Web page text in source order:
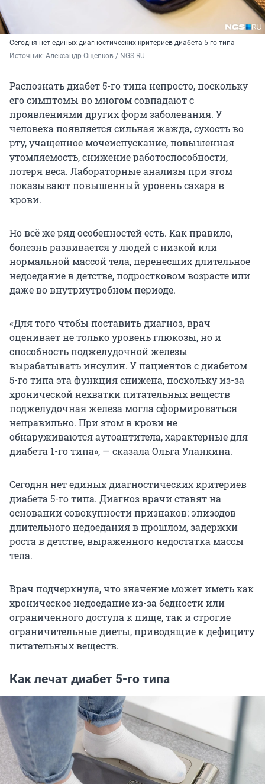
Сегодня нет единых диагностических критериев диабета 5-го типа
Источник: Александр Ощепков / NGS.RU
Распознать диабет 5-го типа непросто, поскольку
его симптомы во многом совпадают с
проявлениями других форм заболевания. У
человека появляется сильная жажда, сухость во
рту, учащенное мочеиспускание, повышенная
утомляемость, снижение работоспособности,
потеря веса. Лабораторные анализы при этом
показывают повышенный уровень сахара в
крови.
Но всё же ряд особенностей есть. Как правило,
болезнь развивается у людей с низкой или
нормальной массой тела, перенесших длительное
недоедание в детстве, подростковом возрасте или
даже во внутриутробном периоде.
«Для того чтобы поставить диагноз, врач
оценивает не только уровень глюкозы, но и
способность поджелудочной железы
вырабатывать инсулин. У пациентов с диабетом
5-го типа эта функция снижена, поскольку из-за
хронической нехватки питательных веществ
поджелудочная железа могла сформироваться
неправильно. При этом в крови не
обнаруживаются аутоантитела, характерные для
диабета 1-го типа», — сказала Ольга Уланкина.
Сегодня нет единых диагностических критериев
диабета 5-го типа. Диагноз врачи ставят на
основании совокупности признаков: эпизодов
длительного недоедания в прошлом, задержки
роста в детстве, выраженного недостатка массы
тела.
Врач подчеркнула, что значение может иметь как
хроническое недоедание из-за бедности или
ограниченного доступа к пище, так и строгие
ограничительные диеты, приводящие к дефициту
питательных веществ.
Как лечат диабет 5-го типа